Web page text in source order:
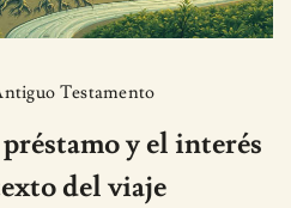
Testamento
y el interés
del viaje